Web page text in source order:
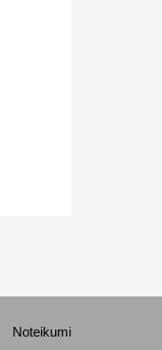
Noteikumi